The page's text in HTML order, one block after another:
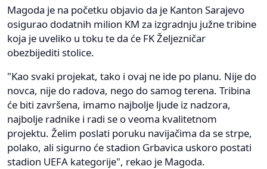
Magoda je na početku objavio da je Kanton Sarajevo
osigurao dodatnih milion KM za izgradnju južne tribine
koja je uveliko u toku te da će FK Željezničar
obezbijediti stolice.
"Kao svaki projekat, tako i ovaj ne ide po planu. Nije do
novca, nije do radova, nego do samog terena. Tribina
će biti završena, imamo najbolje ljude iz nadzora,
najbolje radnike i radi se o veoma kvalitetnom
projektu. Želim poslati poruku navijačima da se strpe,
polako, ali sigurno će stadion Grbavica uskoro postati
stadion UEFA kategorije", rekao je Magoda.